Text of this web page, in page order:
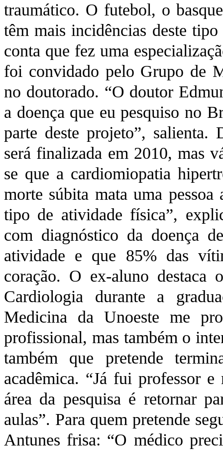
traumático. O futebol, o
têm mais incidências deste
conta que fez uma
foi convidado pelo Grupo de
no doutorado. “O doutor
a doença que eu pesquiso no
parte deste projeto”, salienta.
será finalizada em 2010, mas
se que a cardiomiopatia
morte súbita mata uma
tipo de atividade física”,
com diagnóstico da doença
atividade e que 85% das
coração. O ex-aluno destaca
Cardiologia durante a
Medicina da Unoeste me
profissional, mas também o
também que pretende
acadêmica. “Já fui professor
área da pesquisa é retornar
aulas”. Para quem pretende
Antunes frisa: “O médico